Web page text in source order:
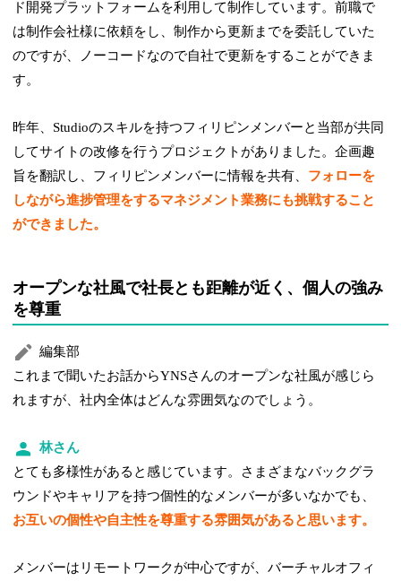
ド開発プラットフォームを利用して制作しています。前職で
は制作会社様に依頼をし、制作から更新までを委託していた
のですが、ノーコードなので自社で更新をすることができま
す。
昨年、Studioのスキルを持つフィリピンメンバーと当部が共同
してサイトの改修を行うプロジェクトがありました。企画趣
旨を翻訳し、フィリピンメンバーに情報を共有、 フォローを
しながら進捗管理をするマネジメント業務にも挑戦すること
ができました。
オープンな社風で社長とも距離が近く、個人の強み
を尊重
編集部
これまで聞いたお話からYNSさんのオープンな社風が感じら
れますが、社内全体はどんな雰囲気なのでしょう。
林さん
とても多様性があると感じています。さまざまなバックグラ
ウンドやキャリアを持つ個性的なメンバーが多いなかでも、
お互いの個性や自主性を尊重する雰囲気があると思います。
メンバーはリモートワークが中心ですが、バーチャルオフィ